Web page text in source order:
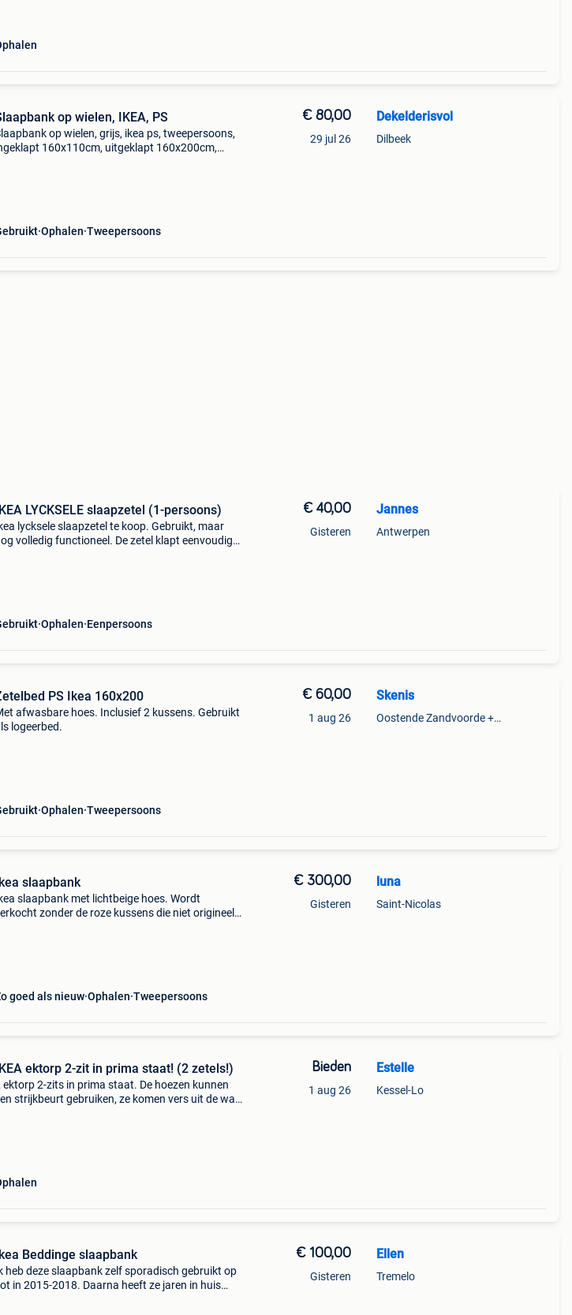
op wielen, IKEA, PS
op wielen, grijs, ikea ps, tweepersoons,
160x110cm, uitgeklapt 160x200cm,
Ophalen Tweepersoons
€ 80,00
29 jul 26
Dekelderisvol
Dilbeek
LYCKSELE slaapzetel (1-persoons)
lycksele slaapzetel te koop. Gebruikt, maar
volledig functioneel. De zetel klapt eenvoudig
Ophalen Eenpersoons
€ 40,00
Gisteren
Jannes
Antwerpen
PS Ikea 160x200
afwasbare hoes. Inclusief 2 kussens. Gebruikt
logeerbed.
Ophalen Tweepersoons
€ 60,00
1 aug 26
Skenis
Oostende Zandvoorde +Oostende
slaapbank
slaapbank met lichtbeige hoes. Wordt
zonder de roze kussens die niet origineel
goed als nieuw Ophalen Tweepersoons
€ 300,00
Gisteren
luna
Saint-Nicolas
ektorp 2-zit in prima staat! (2 zetels!)
ektorp 2-zits in prima staat. De hoezen kunnen
strijkbeurt gebruiken, ze komen vers uit de was.
Bieden
1 aug 26
Estelle
Kessel-Lo
Beddinge slaapbank
heb deze slaapbank zelf sporadisch gebruikt op
in 2015-2018. Daarna heeft ze jaren in huis
€ 100,00
Gisteren
Ellen
Tremelo